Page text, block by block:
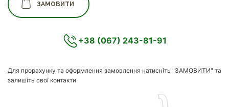
ЗАМОВИТИ
+38 (067) 243-81-91
Для прорахунку та оформлення замовлення натисніть "ЗАМОВИТИ" та
залишіть свої контакти